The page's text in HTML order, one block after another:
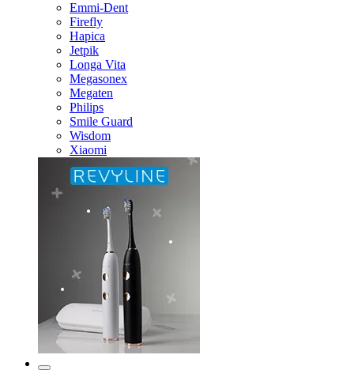
Emmi-Dent
Firefly
Hapica
Jetpik
Longa Vita
Megasonex
Megaten
Philips
Smile Guard
Wisdom
Xiaomi